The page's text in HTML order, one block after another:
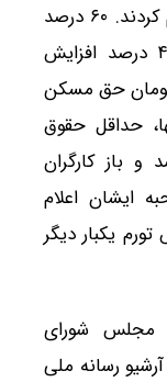
جمهوری اسلامی ایران پخش شد اعلام کردند. ۶۰ درصد
افزایش حداقل دستمزد کارگران و ۴۵ درصد افزایش
و مبلغ ۳ میلیون تومان حق مسکن
حداقل حقوق
می‌رسد و باز کارگران
ایشان اعلام
یکبار دیگر
مجلس شورای
رسانه ملی